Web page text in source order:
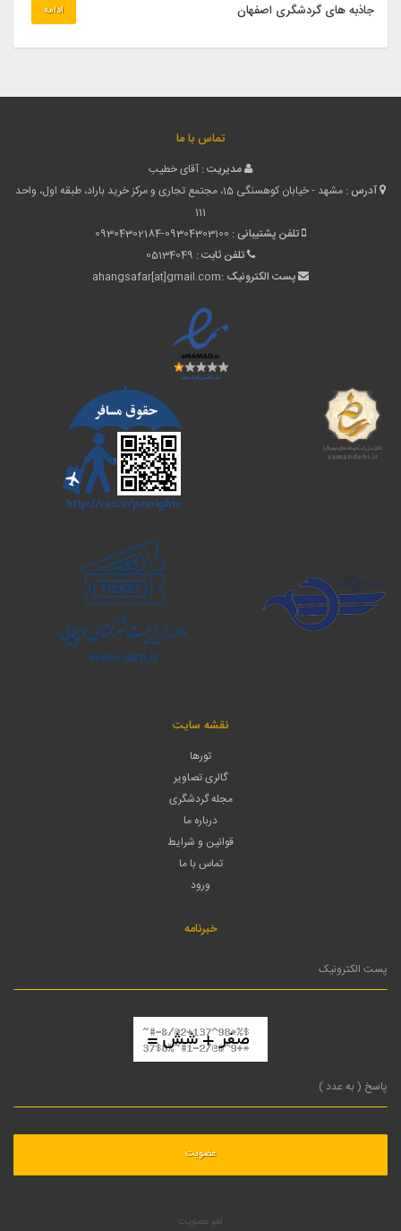
جاذبه های گردشگری اصفهان ادامه
تماس با ما
مدیریت : آقای خطیب
آدرس :
مشهد - خیابان کوهسنگی 15، مجتمع تجاری و مرکز خرید باراد، طبقه اول، واحد
111
تلفن پشتیبانی : 09304302184-09304303100
تلفن ثابت : 05134049
پست الکترونیک :ahangsafar[at]gmail.com
نقشه سایت
تورها
گالری تصاویر
مجله گردشگری
درباره ما
قوانین و شرایط
تماس با ما
ورود
خبرنامه
لغو عضویت